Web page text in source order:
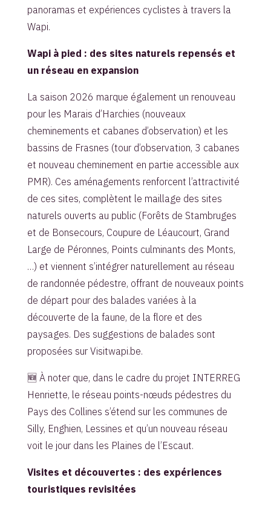
panoramas et expériences cyclistes à travers la
Wapi.
Wapi à pied : des sites naturels repensés et
un réseau en expansion
La saison 2026 marque également un renouveau
pour les Marais d’Harchies (nouveaux
cheminements et cabanes d’observation) et les
bassins de Frasnes (tour d’observation, 3 cabanes
et nouveau cheminement en partie accessible aux
PMR). Ces aménagements renforcent l’attractivité
de ces sites, complètent le maillage des sites
naturels ouverts au public (Forêts de Stambruges
et de Bonsecours, Coupure de Léaucourt, Grand
Large de Péronnes, Points culminants des Monts,
…) et viennent s’intégrer naturellement au réseau
de randonnée pédestre, offrant de nouveaux points
de départ pour des balades variées à la
découverte de la faune, de la flore et des
paysages. Des suggestions de balades sont
proposées sur Visitwapi.be.
🆕 À noter que, dans le cadre du projet INTERREG
Henriette, le réseau points-nœuds pédestres du
Pays des Collines s’étend sur les communes de
Silly, Enghien, Lessines et qu’un nouveau réseau
voit le jour dans les Plaines de l’Escaut.
Visites et découvertes : des expériences
touristiques revisitées